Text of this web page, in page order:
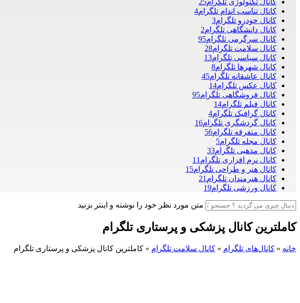
کانال تناسب اندام تلگرام4
کانال خودرو تلگرام3
کانال دانشگاهی تلگرام2
کانال سرگرمی تلگرام95
کانال سلامت تلگرام28
کانال سیاسی تلگرام13
کانال شهرها تلگرام8
کانال عاشقانه تلگرام45
کانال عکس تلگرام14
کانال فروشگاهی تلگرام95
کانال فیلم تلگرام14
کانال گرافیک تلگرام4
کانال گردشگری تلگرام16
کانال متفرقه تلگرام56
کانال مجله تلگرام5
کانال مذهبی تلگرام33
کانال نرم افزاری تلگرام 11
کانال هنر و طراحی تلگرام15
کانال هنرمندان تلگرام 21
کانال ورزشی تلگرام19
متن مورد نظر خود را نوشته و اینتر بزنید
کاملترین کانال پزشکی و پرستاری تلگرام
خانه » کانال‌های تلگرام » کانال سلامت تلگرام » کاملترین کانال پزشکی و پرستاری تلگرام